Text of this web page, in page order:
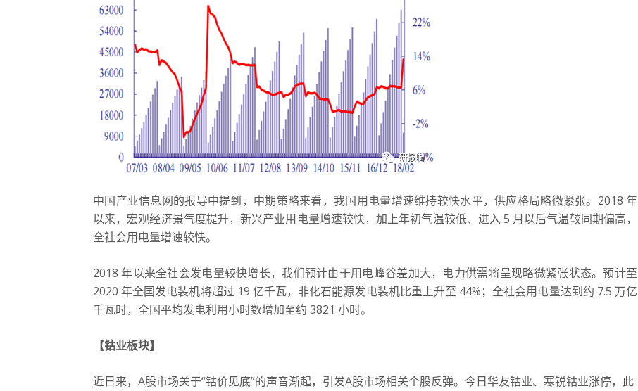
中国产业信息网的报导中提到，中期策略来看，我国用电量增速维持较快水平，供应格局略微紧张。 2018 年
以来，宏观经济景气度提升，新兴产业用电量增速较快，加上年初气温较低、进入 5 月以后气温较同期偏高，
全社会用电量增速较快。
2018 年以来全社会发电量较快增长，我们预计由于用电峰谷差加大，电力供需将呈现略微紧张状态。预计至
2020 年全国发电装机将超过 19 亿千瓦，非化石能源发电装机比重上升至 44%；全社会用电量达到约 7.5 万亿
千瓦时，全国平均发电利用小时数增加至约 3821 小时。
【钴业板块】
近日来，A股市场关于“钴价见底”的声音渐起，引发A股市场相关个股反弹。今日华友钴业、寒锐钴业涨停，此